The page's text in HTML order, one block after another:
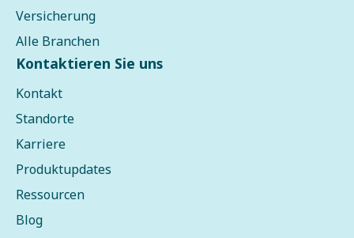
Versicherung
Alle Branchen
Kontaktieren Sie uns
Kontakt
Standorte
Karriere
Produktupdates
Ressourcen
Blog